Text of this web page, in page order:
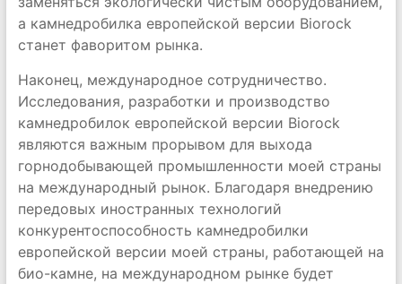
а камнедробилка европейской версии Biorock
станет фаворитом рынка.
Наконец, международное сотрудничество.
Исследования, разработки и производство
камнедробилок европейской версии Biorock
являются важным прорывом для выхода
горнодобывающей промышленности моей страны
на международный рынок. Благодаря внедрению
передовых иностранных технологий
конкурентоспособность камнедробилки
европейской версии моей страны, работающей на
био-камне, на международном рынке будет